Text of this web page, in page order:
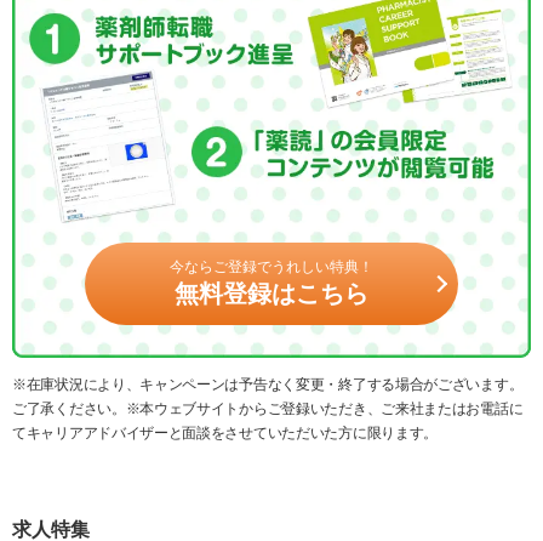
今ならご登録でうれしい特典！
無料登録はこちら
※在庫状況により、キャンペーンは予告なく変更・終了する場合がございます。
ご了承ください。※本ウェブサイトからご登録いただき、ご来社またはお電話に
てキャリアアドバイザーと面談をさせていただいた方に限ります。
求人特集